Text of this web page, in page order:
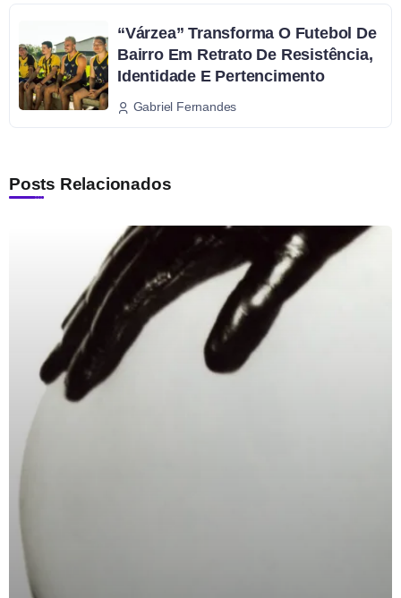
“Várzea” Transforma O Futebol De
Bairro Em Retrato De Resistência,
Identidade E Pertencimento
Gabriel Fernandes
Posts Relacionados